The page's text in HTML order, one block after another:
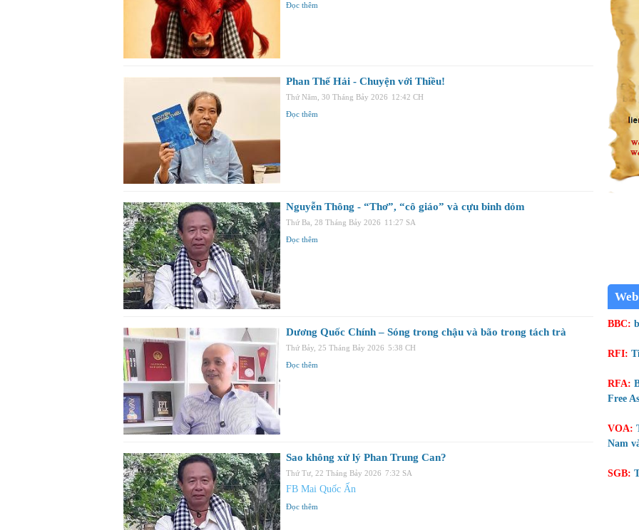
Đọc thêm
Phan Thế Hải - Chuyện với Thiều!
Thứ Năm, 30 Tháng Bảy 2026 12:42 CH
Đọc thêm
Nguyễn Thông - “Thơ”, “cô giáo” và cựu binh dỏm
Thứ Ba, 28 Tháng Bảy 2026 11:27 SA
Đọc thêm
Dương Quốc Chính – Sóng trong chậu và bão trong tách trà
Thứ Bảy, 25 Tháng Bảy 2026 5:38 CH
Đọc thêm
Sao không xử lý Phan Trung Can?
Thứ Tư, 22 Tháng Bảy 2026 7:32 SA
FB Mai Quốc Ấn
Đọc thêm
BBC:
RFI:
RFA:
Free
VOA:
Nam
SGB: